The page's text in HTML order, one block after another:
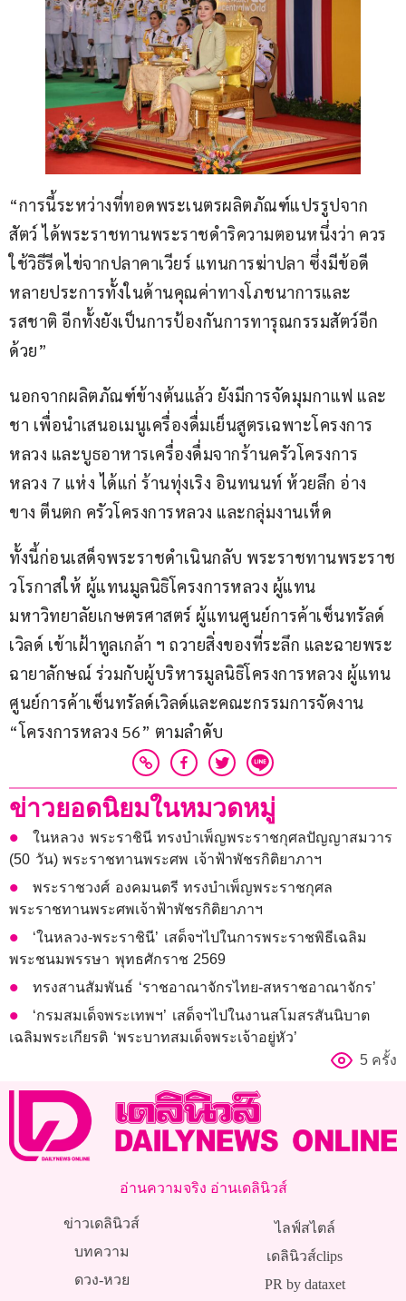
“การนี้ระหว่างที่ทอดพระเนตรผลิตภัณฑ์แปรรูปจาก
สัตว์ ได้พระราชทานพระราชดำริความตอนหนึ่งว่า ควร
ใช้วิธีรีดไข่จากปลาคาเวียร์ แทนการฆ่าปลา ซึ่งมีข้อดี
หลายประการทั้งในด้านคุณค่าทางโภชนาการและ
รสชาติ อีกทั้งยังเป็นการป้องกันการทารุณกรรมสัตว์อีก
ด้วย”
นอกจากผลิตภัณฑ์ข้างต้นแล้ว ยังมีการจัดมุมกาแฟ และ
ชา เพื่อนำเสนอเมนูเครื่องดื่มเย็นสูตรเฉพาะโครงการ
หลวง และบูธอาหารเครื่องดื่มจากร้านครัวโครงการ
หลวง 7 แห่ง ได้แก่ ร้านทุ่งเริง อินทนนท์ ห้วยลึก อ่าง
ขาง ตีนตก ครัวโครงการหลวง และกลุ่มงานเห็ด
ทั้งนี้ก่อนเสด็จพระราชดำเนินกลับ พระราชทานพระราช
วโรกาสให้ ผู้แทนมูลนิธิโครงการหลวง ผู้แทน
มหาวิทยาลัยเกษตรศาสตร์ ผู้แทนศูนย์การค้าเซ็นทรัลด์
เวิลด์ เข้าเฝ้าทูลเกล้า ฯ ถวายสิ่งของที่ระลึก และฉายพระ
ฉายาลักษณ์ ร่วมกับผู้บริหารมูลนิธิโครงการหลวง ผู้แทน
ศูนย์การค้าเซ็นทรัลด์เวิลด์และคณะกรรมการจัดงาน
“โครงการหลวง 56” ตามลำดับ
ข่าวยอดนิยมในหมวดหมู่
ในหลวง พระราชินี ทรงบำเพ็ญพระราชกุศลปัญญาสมวาร
(50 วัน) พระราชทานพระศพ เจ้าฟ้าพัชรกิติยาภาฯ
พระราชวงศ์ องคมนตรี ทรงบำเพ็ญพระราชกุศล
พระราชทานพระศพเจ้าฟ้าพัชรกิติยาภาฯ
‘ในหลวง-พระราชินี’ เสด็จฯไปในการพระราชพิธีเฉลิม
พระชนมพรรษา พุทธศักราช 2569
ทรงสานสัมพันธ์ ‘ราชอาณาจักรไทย-สหราชอาณาจักร’
‘กรมสมเด็จพระเทพฯ’ เสด็จฯไปในงานสโมสรสันนิบาต
เฉลิมพระเกียรติ ‘พระบาทสมเด็จพระเจ้าอยู่หัว’
5 ครั้ง
อ่านความจริง อ่านเดลินิวส์
ข่าวเดลินิวส์
บทความ
ดวง-หวย
ไลฟ์สไตล์
เดลินิวส์clips
PR by dataxet